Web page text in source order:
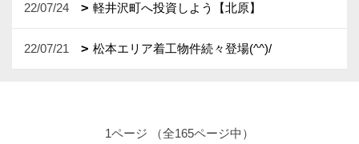
22/07/24 軽井沢町へ投資しよう【北原】
22/07/21 松本エリア着工物件続々登場(^^)/
1ページ （全165ページ中）